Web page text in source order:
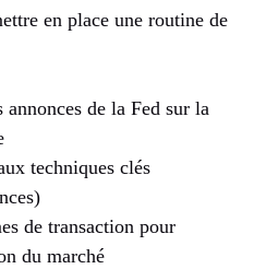
en place une routine de
de la Fed sur la
techniques clés
de transaction pour
du marché